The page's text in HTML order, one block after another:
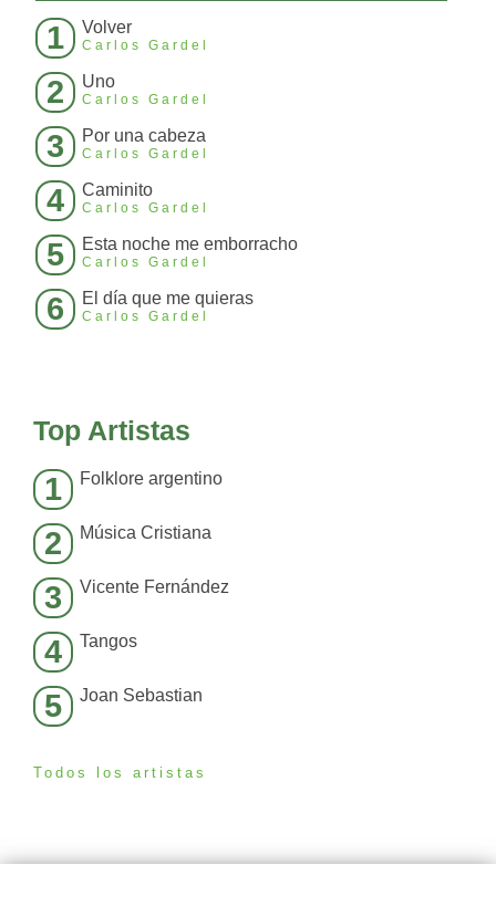
1 Volver
Carlos Gardel
2 Uno
Carlos Gardel
3 Por una cabeza
Carlos Gardel
4 Caminito
Carlos Gardel
5 Esta noche me emborracho
Carlos Gardel
6 El día que me quieras
Carlos Gardel
Top Artistas
1 Folklore argentino
2 Música Cristiana
3 Vicente Fernández
4 Tangos
5 Joan Sebastian
Todos los artistas